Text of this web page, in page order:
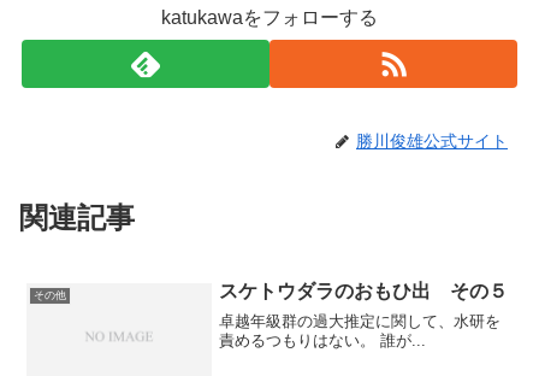
katukawaをフォローする
勝川俊雄公式サイト
関連記事
その他 スケトウダラのおもひ出 その５
卓越年級群の過大推定に関して、水研を
責めるつもりはない。 誰が...